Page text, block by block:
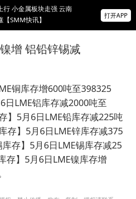
行 小金属板块走强 云南
SMM快讯】
，金价升至近两月高位
年买黄金亏损19亿美
器
打开APP
增 铝铅锌锡减
铜库存增600吨至398325
日LME铝库存减2000吨至
】5月6日LME铅库存减225吨
存】5月6日LME锌库存减375
存】5月6日LME锡库存减25
存】5月6日LME镍库存增